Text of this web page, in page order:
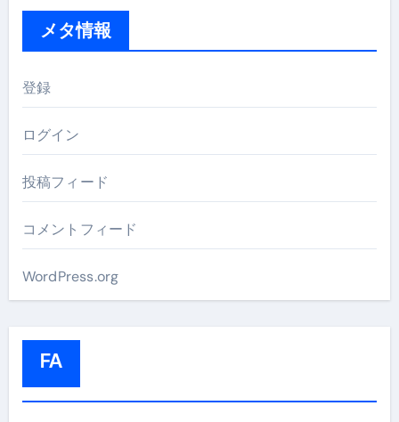
メタ情報
登録
ログイン
投稿フィード
コメントフィード
WordPress.org
FA